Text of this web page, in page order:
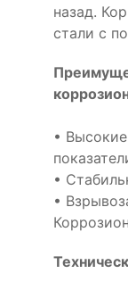
назад.
стали с
•
•
•